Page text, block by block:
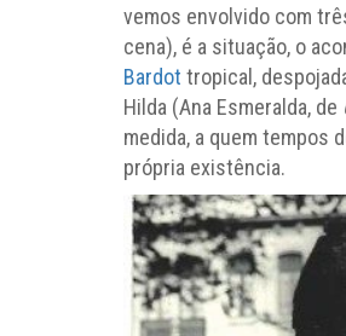
vemos envolvido com
cena), é a situação, o
Bardot tropical,
Hilda (Ana Esmeralda, de
medida, a quem tempos
própria existência.